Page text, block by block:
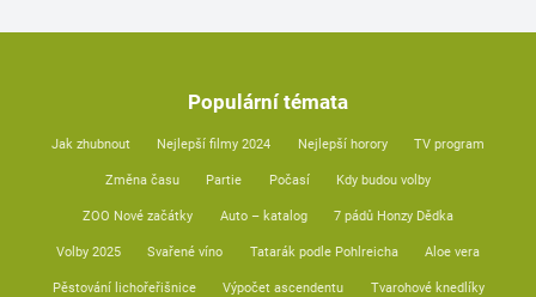
Populární témata
Jak zhubnout Nejlepší filmy 2024 Nejlepší horory TV program
Změna času Partie Počasí Kdy budou volby
ZOO Nové začátky Auto – katalog 7 pádů Honzy Dědka
Volby 2025 Svařené víno Tatarák podle Pohlreicha Aloe vera
Pěstování lichořeřišnice Výpočet ascendentu Tvarohové knedlíky